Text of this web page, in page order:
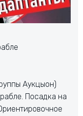
Аукцыон)
Посадка на